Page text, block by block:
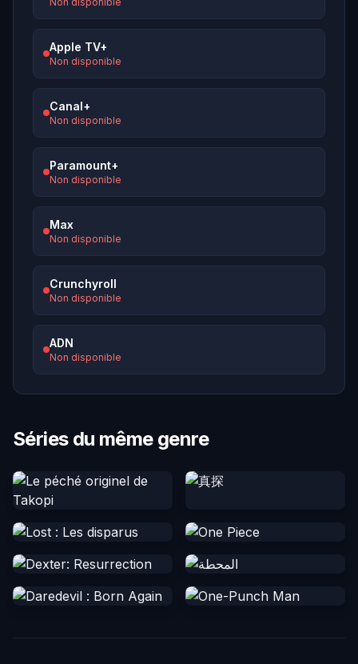
Apple TV+
Non disponible
Canal+
Non disponible
Paramount+
Non disponible
Max
Non disponible
Crunchyroll
Non disponible
ADN
Non disponible
Séries du même genre